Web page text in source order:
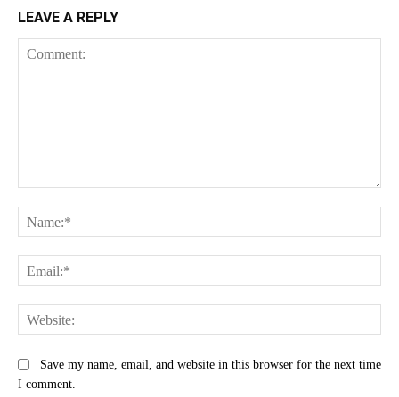
LEAVE A REPLY
Save my name, email, and website in this browser for the next time
I comment.